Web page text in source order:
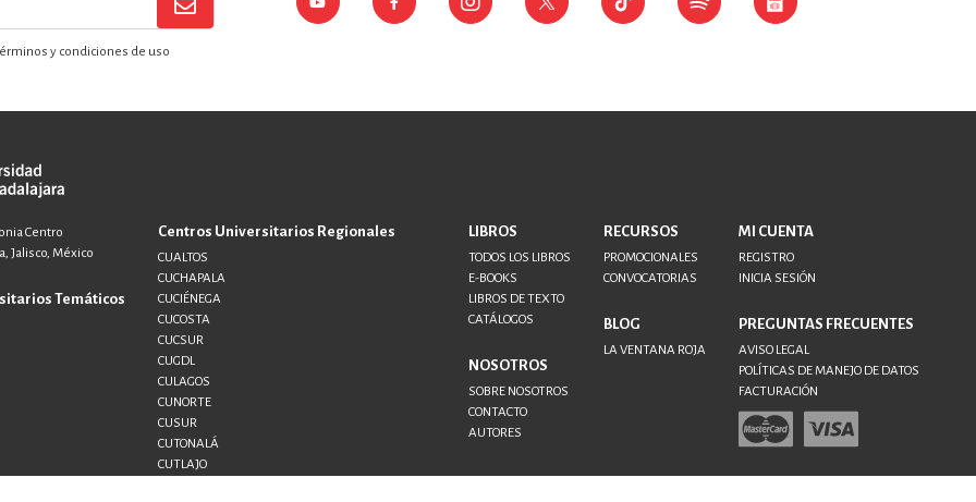
y condiciones de uso
Centro
Jalisco, México
Temáticos
Centros Universitarios Regionales
CUALTOS
CUCHAPALA
CUCIÉNEGA
CUCOSTA
CUCSUR
CUGDL
CULAGOS
CUNORTE
CUSUR
CUTONALÁ
CUTLAJO
LIBROS
TODOS LOS LIBROS
E-BOOKS
LIBROS DE TEXTO
CATÁLOGOS
NOSOTROS
SOBRE NOSOTROS
CONTACTO
AUTORES
RECURSOS
PROMOCIONALES
CONVOCATORIAS
BLOG
LA VENTANA ROJA
MI CUENTA
REGISTRO
INICIA SESIÓN
PREGUNTAS FRECUENTES
AVISO LEGAL
POLÍTICAS DE MANEJO DE DATOS
FACTURACIÓN